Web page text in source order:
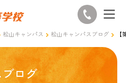
松山キャンパス 松山キャンパスブログ
ログ